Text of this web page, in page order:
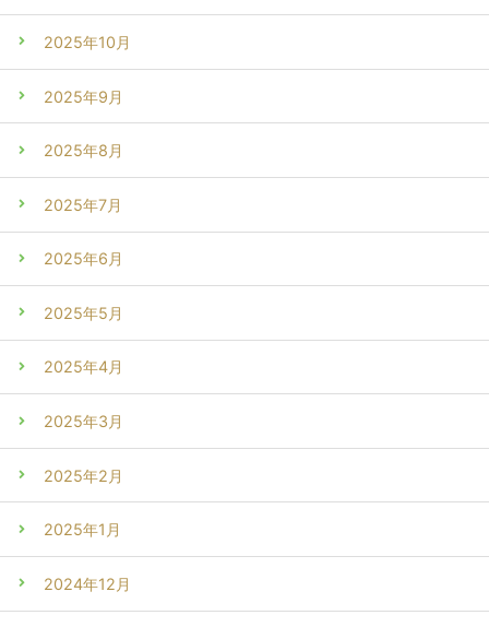
2025年10月
2025年9月
2025年8月
2025年7月
2025年6月
2025年5月
2025年4月
2025年3月
2025年2月
2025年1月
2024年12月